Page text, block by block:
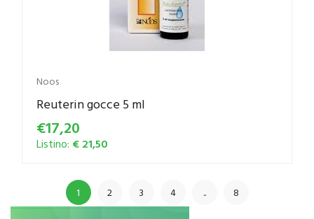
Noos
Reuterin gocce 5 ml
€17,20
Listino: € 21,50
1 2 3 4 .. 8